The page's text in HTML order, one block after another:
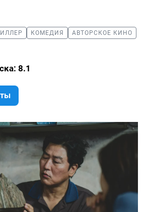
КОМЕДИЯ
АВТОРСКОЕ КИНО
8.1